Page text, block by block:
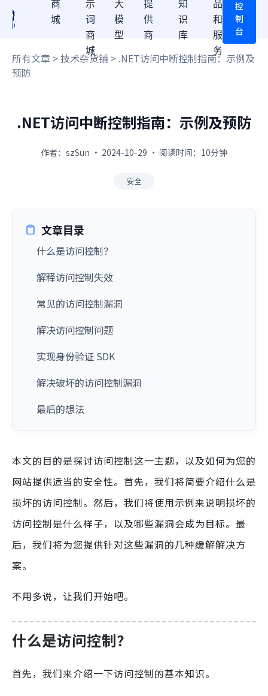
商
城
示
词
商
城
大
模
型
提
供
商
知
识
库
品
和
服
务
控
制
台
所有文章 >技术杂货铺 > .NET访问中断控制指南：示例及
预防
.NET访问中断控制指南：示例及预防
作者：szSun · 2024-10-29 · 阅读时间：10分钟
安全
文章目录
什么是访问控制？
解释访问控制失效
常见的访问控制漏洞
解决访问控制问题
实现身份验证 SDK
解决破坏的访问控制漏洞
最后的想法
本文的目的是探讨访问控制这一主题，以及如何为您的
网站提供适当的安全性。首先，我们将简要介绍什么是
损坏的访问控制。然后，我们将使用示例来说明损坏的
访问控制是什么样子，以及哪些漏洞会成为目标。最
后，我们将为您提供针对这些漏洞的几种缓解解决方
案。
不用多说，让我们开始吧。
什么是访问控制？
首先，我们来介绍一下访问控制的基本知识。